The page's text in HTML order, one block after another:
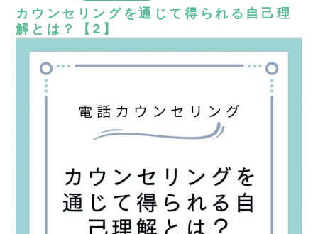
カウンセリングを通じて得られる自己理
解とは？【2】